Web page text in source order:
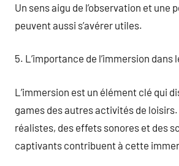
Un sens aigu de l’observation et une
peuvent aussi s’avérer utiles.
5. L’importance de l’immersion dans
L’immersion est un élément clé qui
games des autres activités de
réalistes, des effets sonores et des
captivants contribuent à cette